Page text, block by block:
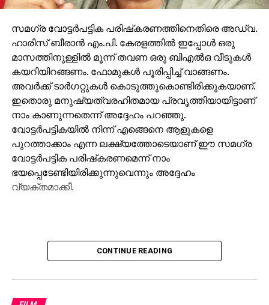
സമഗ്ര വോട്ടര്‍പട്ടിക പരിഷ്‌കരണത്തിനെതിരെ അഡ്വ.
ഹാരിസ് ബീരാന്‍ എം.പി. കേരളത്തില്‍ ഇപ്പോള്‍ ഒരു
മാസത്തിനുള്ളില്‍ മൂന്ന് തവണ ഒരു ബിഎല്‍ഒ വീടുകള്‍
കയറിയിറങ്ങണം. ഫോമുകള്‍ പൂരിപ്പിച്ച് വാങ്ങണം.
അവര്‍ക്ക് ടാര്‍ഗറ്റുകള്‍ കൊടുത്തുകൊണ്ടിരിക്കുകയാണ്.
ഇതൊരു മനുഷ്യത്വരഹിതമായ പ്രവൃത്തിയായിട്ടാണ്
നാം കാണുന്നതെന്ന് അദ്ദേഹം പറഞ്ഞു.
വോട്ടര്‍പട്ടികയില്‍ നിന്ന് എങ്ങെനെ ആളുകളെ
പുറത്താക്കാം എന്ന ലക്ഷ്യത്തോടെയാണ് ഈ സമഗ്ര
വോട്ടര്‍പട്ടിക പരിഷ്‌കരണമെന്ന് നാം
ഭയപ്പെടേണ്ടിയിരിക്കുന്നുവെന്നും അദ്ദേഹം
വ്യക്തമാക്കി.
CONTINUE READING